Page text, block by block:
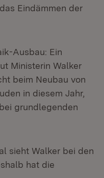
Eindämmen der
Ausbau: Ein
Ministerin Walker
beim Neubau von
in diesem Jahr,
grundlegenden
sieht Walker bei den
hat die